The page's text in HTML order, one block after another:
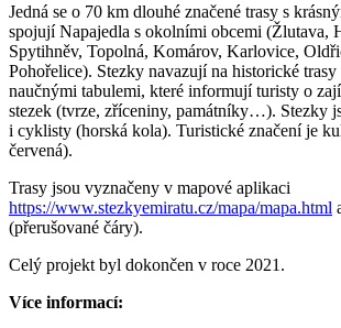
Jedná se o 70 km dlouhé značené trasy s
spojují Napajedla s okolními obcemi (Žlutava,
Spytihněv, Topolná, Komárov, Karlovice,
Pohořelice). Stezky navazují na historické
naučnými tabulemi, které informují turisty o
stezek (tvrze, zříceniny, památníky…). Stezky
i cyklisty (horská kola). Turistické značení je
červená).
Trasy jsou vyznačeny v mapové aplikaci
https://www.stezkyemiratu.cz/mapa/mapa.html
(přerušované čáry).
Celý projekt byl dokončen v roce 2021.
Více informací: